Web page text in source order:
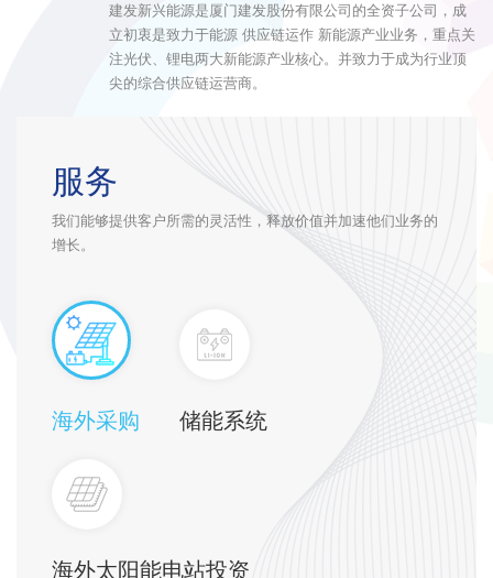
建发新兴能源是厦门建发股份有限公司的全资子公司，成
立初衷是致力于能源 供应链运作 新能源产业业务，重点关
注光伏、锂电两大新能源产业核心。并致力于成为行业顶
尖的综合供应链运营商。
服务
我们能够提供客户所需的灵活性，释放价值并加速他们业务的
增长。
海外采购 储能系统
海外太阳能电站投资